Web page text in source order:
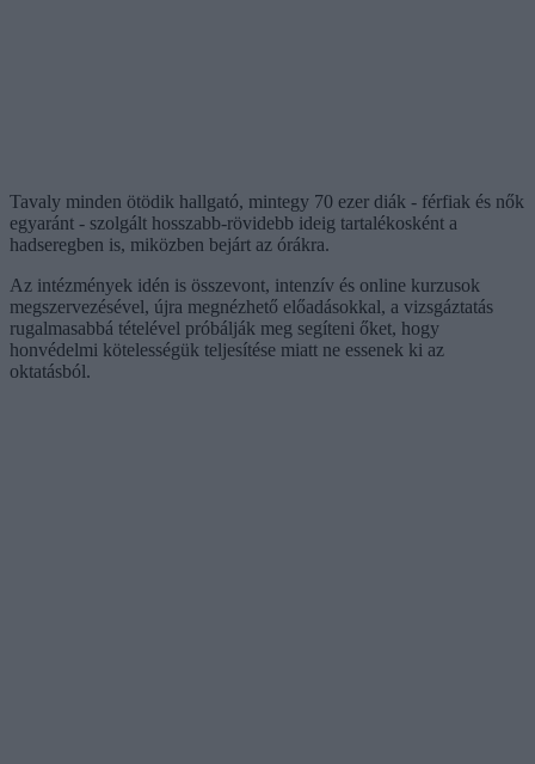
Tavaly minden ötödik hallgató, mintegy 70 ezer diák - férfiak és nők
egyaránt - szolgált hosszabb-rövidebb ideig tartalékosként a
hadseregben is, miközben bejárt az órákra.
Az intézmények idén is összevont, intenzív és online kurzusok
megszervezésével, újra megnézhető előadásokkal, a vizsgáztatás
rugalmasabbá tételével próbálják meg segíteni őket, hogy
honvédelmi kötelességük teljesítése miatt ne essenek ki az
oktatásból.